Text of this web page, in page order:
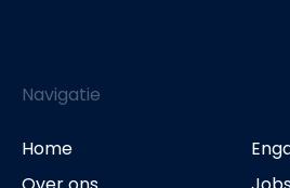
Navigatie
Home